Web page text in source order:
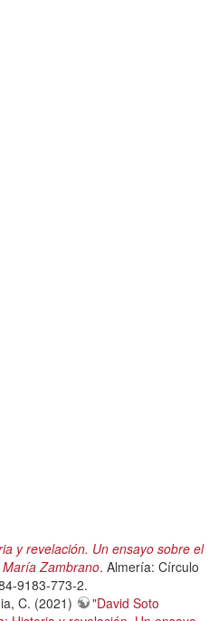
y revelación. Un ensayo sobre el
Zambrano. Almería: Círculo
9183-773-2.
C. (2021)
"David Soto